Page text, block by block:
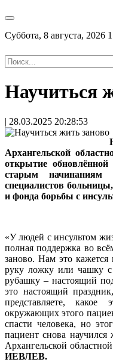
Суббота, 8 августа, 2026
Научиться
| 28.03.2025 20:28:53
Архангельской
открытие
старым начинаниям
специалистов
и фонда борьбы с
«У людей с инсультом
полная поддержка во
заново. Нам это кажется
руку ложку или чашку с
рубашку – настоящий
это настоящий
представляете,
окружающих этого
спасти человека, но
пациент снова
Архангельской
ИЕВЛЕВ.